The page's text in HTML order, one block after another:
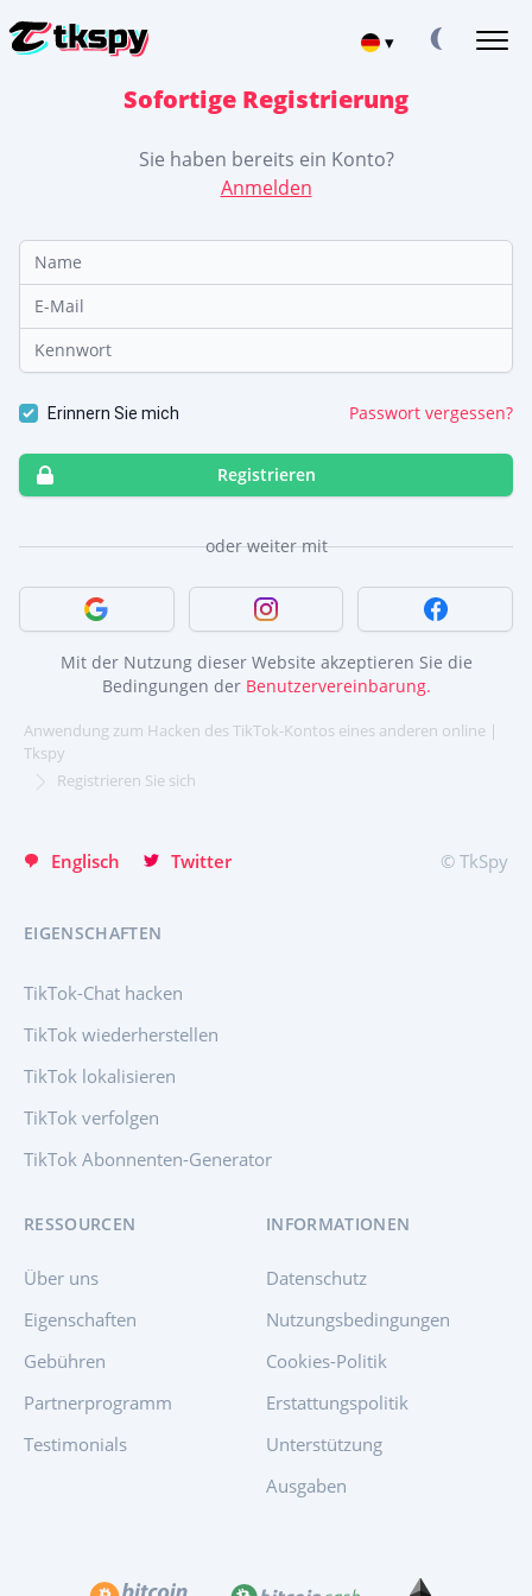
▾
中文
日本
Portuguese (Brazil)
Türkçe
Lesen Sie die Korrespondenz anderer Leute
TIKTOK WIEDERHERSTELLEN
STANDORT AUF TIKTOK VERFOLGEN
Herausfinden, wo eine Person ist
Verfolgungs-App
TIKTOK-ABONNENTEN-GENERATOR
Gebühren
Fragen
Partnerprogramm
Über uns
Eigenschaften
Bewertungen
Sofortige Registrierung
Sie haben bereits ein Konto?
Anmelden
Name
E-Mail
Kennwort
Erinnern Sie mich Passwort vergessen?
Registrieren
oder weiter mit
Mit Google anmeldenAnmelden mit InstagramAnmeldung
Mit der Nutzung dieser Website akzeptieren Sie die
Bedingungen der Benutzervereinbarung.
Anwendung zum Hacken des TikTok-Kontos eines anderen online |
Tkspy
Registrieren Sie sich
Englisch
Español
中文
Français
Хинди हिन्दी
Italiano
Twitter © TkSpy
EIGENSCHAFTEN
TikTok-Chat hacken
TikTok wiederherstellen
TikTok lokalisieren
TikTok verfolgen
TikTok Abonnenten-Generator
RESSOURCEN
Über uns
Eigenschaften
Gebühren
Partnerprogramm
Testimonials
INFORMATIONEN
Datenschutz
Nutzungsbedingungen
Cookies-Politik
Erstattungspolitik
Unterstützung
Ausgaben